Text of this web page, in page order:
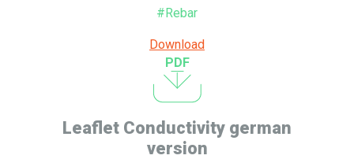
#Rebar
Download
PDF
Leaflet Conductivity german
version